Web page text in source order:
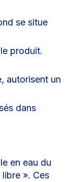
se situe
produit.
autorisent un
dans
en eau du
libre ». Ces